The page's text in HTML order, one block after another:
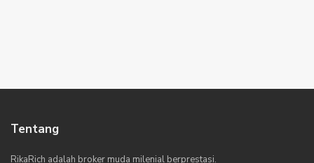
Tentang
RikaRich adalah broker muda milenial berprestasi.